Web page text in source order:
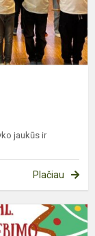
jaukūs ir
Plačiau